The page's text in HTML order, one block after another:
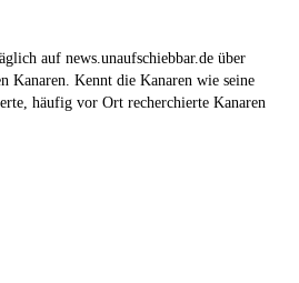
auf news.unaufschiebbar.de über
Kanaren. Kennt die Kanaren wie seine
häufig vor Ort recherchierte Kanaren